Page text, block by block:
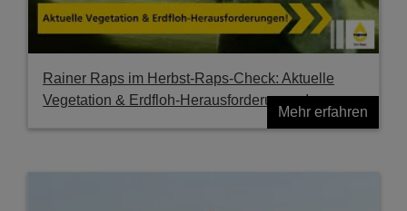
Rainer Raps im Herbst-Raps-Check: Aktuelle
Vegetation & Erdfloh-Herausforderungen!
Mehr erfahren